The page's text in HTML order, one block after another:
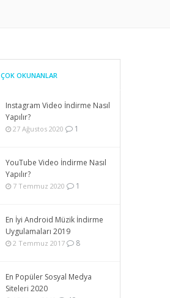
ÇOK OKUNANLAR
Instagram Video İndirme Nasıl
Yapılır?
27 Ağustos 2020 1
YouTube Video İndirme Nasıl
Yapılır?
7 Temmuz 2020 1
En İyi Android Müzik İndirme
Uygulamaları 2019
2 Temmuz 2017 8
En Popüler Sosyal Medya
Siteleri 2020